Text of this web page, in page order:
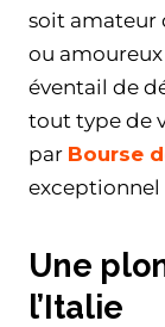
soit amateur
ou amoureux
éventail de
tout type de
par Bourse
exceptionnel
Une
l’Italie